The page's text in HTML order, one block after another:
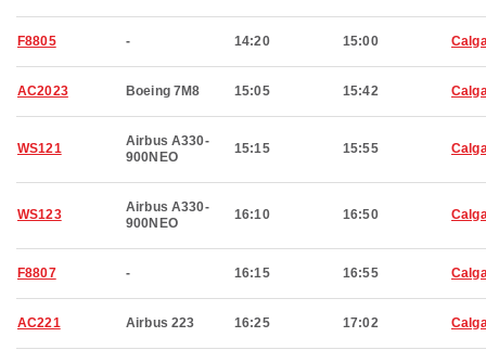
F8805 - 14:20 15:00
AC2023 Boeing 7M8 15:05 15:42
WS121
Airbus A330-
900NEO
15:15 15:55
WS123
Airbus A330-
900NEO
16:10 16:50
F8807 - 16:15 16:55
AC221 Airbus 223 16:25 17:02